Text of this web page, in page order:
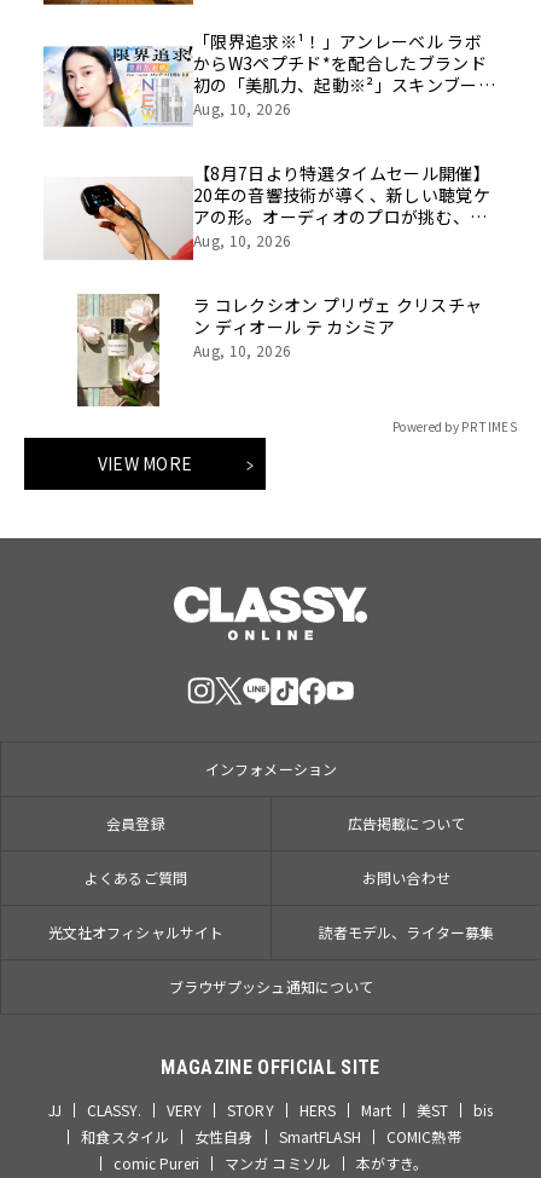
「限界追求※¹！」アンレーベル ラボ
からW3ペプチド*を配合したブランド
初の「美肌力、起動※²」スキンブース
ト化粧水・乳液が誕生！集中※³美容液
Aug, 10, 2026
【8月7日より特選タイムセール開催】
20年の音響技術が導く、新しい聴覚ケ
アの形。オーディオのプロが挑む、画
期的なスクリーン操作対応次世代スマ
Aug, 10, 2026
ラ コレクシオン プリヴェ クリスチャ
ン ディオール テ カシミア
Aug, 10, 2026
Powered by PR TIMES
VIEW MORE
インフォメーション
会員登録 広告掲載について
よくあるご質問 お問い合わせ
光文社オフィシャルサイト 読者モデル、ライター募集
ブラウザプッシュ通知について
MAGAZINE OFFICIAL SITE
JJ CLASSY. VERY STORY HERS Mart 美ST
bis
和食スタイル
女性自身 SmartFLASH
COMIC熱帯
comic Pureri
マンガ コミソル 本がすき。